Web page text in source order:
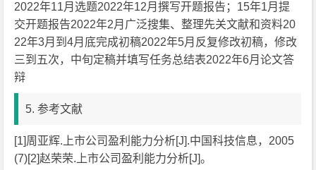
2022年11月选题2022年12月撰写开题报告；15年1月提
交开题报告2022年2月广泛搜集、整理先关文献和资料20
22年3月到4月底完成初稿2022年5月反复修改初稿，修改
三到五次，中旬定稿并填写任务总结表2022年6月论文答
辩
5. 参考文献
[1]周亚辉.上市公司盈利能力分析[J].中国科技信息，2005
(7)[2]赵荣荣.上市公司盈利能力分析[J]。